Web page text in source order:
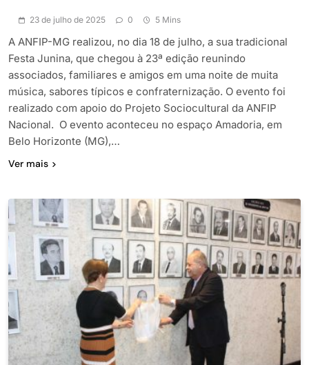
23 de julho de 2025 0 5 Mins
A ANFIP-MG realizou, no dia 18 de julho, a sua tradicional
Festa Junina, que chegou à 23ª edição reunindo
associados, familiares e amigos em uma noite de muita
música, sabores típicos e confraternização. O evento foi
realizado com apoio do Projeto Sociocultural da ANFIP
Nacional. O evento aconteceu no espaço Amadoria, em
Belo Horizonte (MG),…
Ver mais